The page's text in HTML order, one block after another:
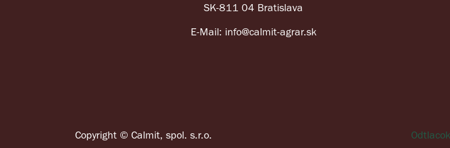
SK-811 04 Bratislava
E-Mail: info@calmit-agrar.sk
Copyright © Calmit, spol. s.r.o. Odtlacok